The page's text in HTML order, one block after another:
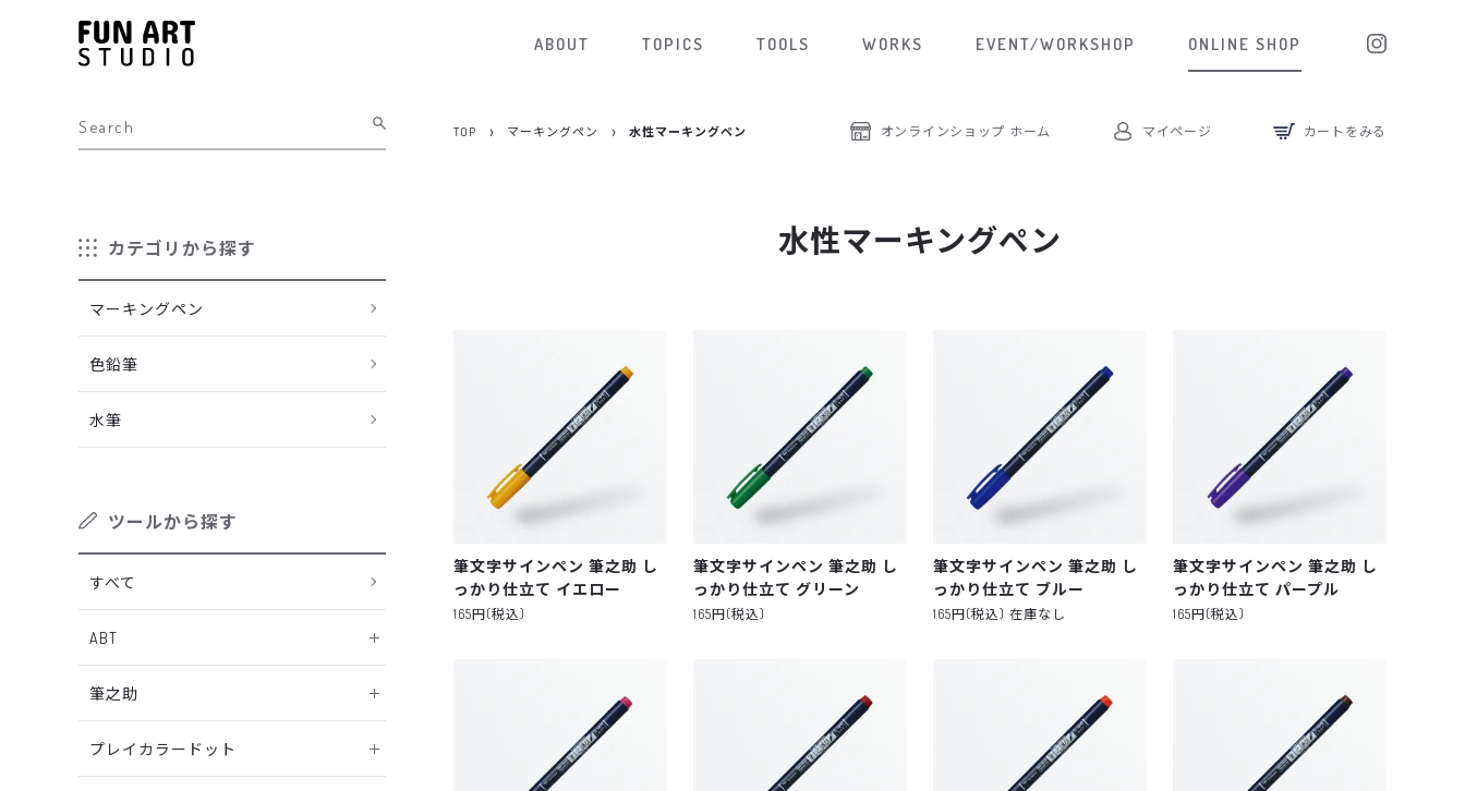
ABOUT TOPICS TOOLS WORKS EVENT/WORKSHOP ONLINE SHOP
オンラインショップ ホーム マイページ カート をみる
TOP マーキングペン 水性マーキングペン
水性マーキングペン
筆文字サインペン 筆之助 し
っかり仕立て イエロー
165円(税込)
筆文字サインペン 筆之助 し
っかり仕立て グリーン
165円(税込)
筆文字サインペン 筆之助 し
っかり仕立て ブルー
165円(税込) 在庫なし
筆文字サインペン 筆之助 し
っかり仕立て パープル
165円(税込)
カテゴリから探す
マーキングペン
色鉛筆
水筆
ツールから探す
すべて
ABT
筆之助
プレイカラードット